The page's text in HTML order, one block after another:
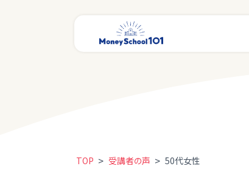
TOP > 受講者の声 > 50代女性